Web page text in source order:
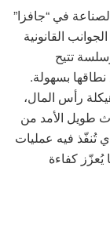
في “جافزا”
القانونية
تتيح
بسهولة.
رأس المال،
طويل الأمد من
تُنفّذ فيه عمليات
يُعزّز كفاءة